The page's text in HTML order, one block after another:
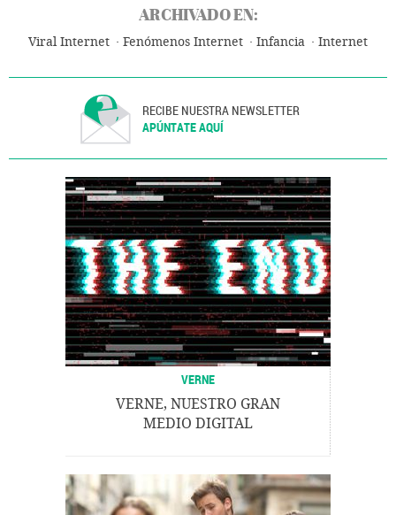
ARCHIVADO EN:
Viral Internet Fenómenos Internet Infancia Internet
RECIBE NUESTRA NEWSLETTER
APÚNTATE AQUÍ
VERNE
VERNE, NUESTRO GRAN
MEDIO DIGITAL